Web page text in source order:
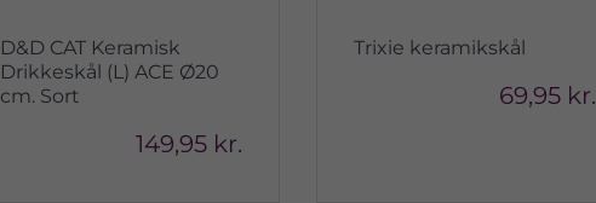
D&D CAT Keramisk
Drikkeskål (L) ACE Ø20
cm. Sort
149,95 kr.
Trixie keramikskål
69,95 kr.